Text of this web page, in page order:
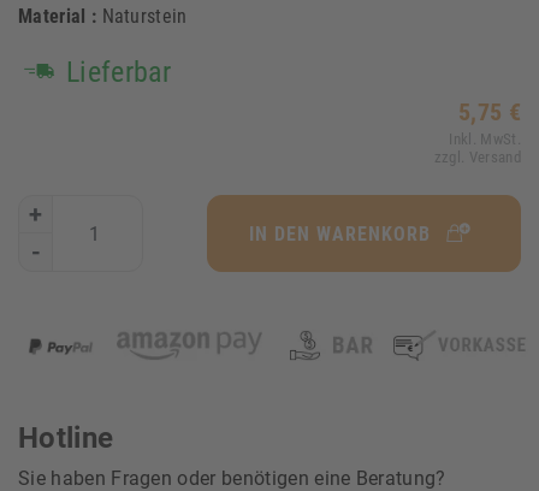
Material : Naturstein
Lieferbar
5,75 €
Inkl. MwSt.
zzgl. Versand
+
-
IN DEN WARENKORB
Hotline
Sie haben Fragen oder benötigen eine Beratung?